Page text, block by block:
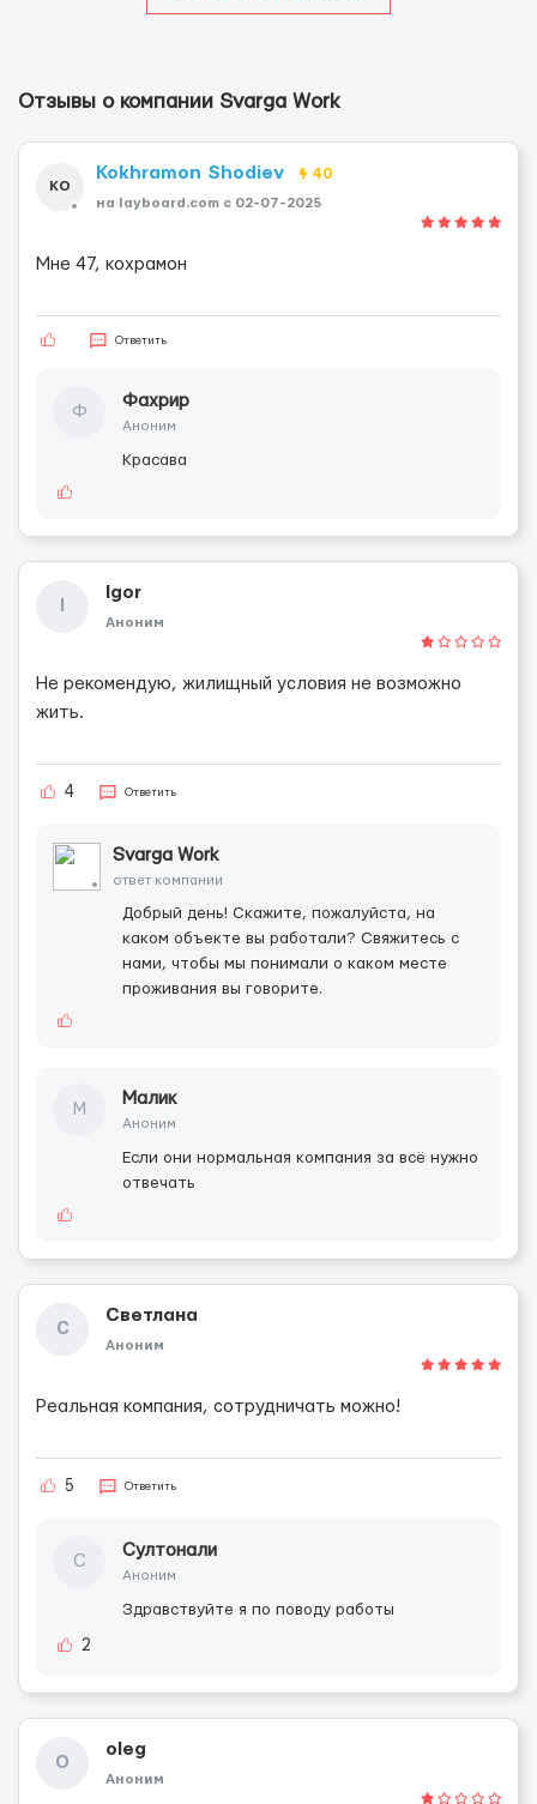
Отзывы о компании Svarga Work
KO
Kokhramon Shodiev 40
на layboard.com c 02-07-2025
Мне 47, кохрамон
Ответить
Ф
Фахрир
Аноним
Красава
Igor
Аноним
Не рекомендую, жилищный условия не возможно
жить.
4 Ответить
Svarga Work
ответ компании
Добрый день! Скажите, пожалуйста, на
каком объекте вы работали? Свяжитесь с
нами, чтобы мы понимали о каком месте
проживания вы говорите.
М
Малик
Аноним
Если они нормальная компания за всё нужно
отвечать
С
Светлана
Аноним
Реальная компания, сотрудничать можно!
5 Ответить
С
Султонали
Аноним
Здравствуйте я по поводу работы
2
O
oleg
Аноним